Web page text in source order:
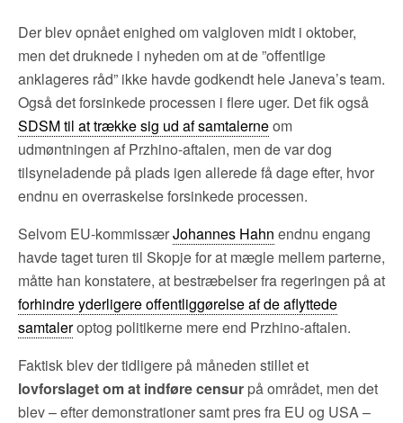
Der blev opnået enighed om valgloven midt i oktober,
men det druknede i nyheden om at de ”offentlige
anklageres råd” ikke havde godkendt hele Janeva’s team.
Også det forsinkede processen i flere uger. Det fik også
SDSM til at trække sig ud af samtalerneom
udmøntningen af Przhino-aftalen, men de var dog
tilsyneladende på plads igen allerede få dage efter, hvor
endnu en overraskelse forsinkede processen.
Selvom EU-kommissærJohannes Hahn endnu engang
havde taget turen til Skopje for at mægle mellem parterne,
måtte han konstatere, at bestræbelser fra regeringen på at
forhindre yderligere offentliggørelse af de aflyttede
samtaleroptog politikerne mere end Przhino-aftalen.
Faktisk blev der tidligere på måneden stillet et
lovforslaget om at indføre censur på området, men det
blev – efter demonstrationer samt pres fra EU og USA –